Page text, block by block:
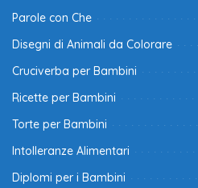
Parole con Che
Disegni di Animali da Colorare
Cruciverba per Bambini
Ricette per Bambini
Torte per Bambini
Intolleranze Alimentari
Diplomi per i Bambini